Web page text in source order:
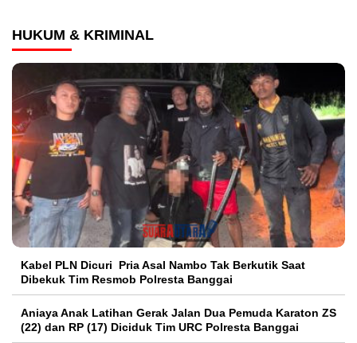
HUKUM & KRIMINAL
Kabel PLN Dicuri Pria Asal Nambo Tak Berkutik Saat
Dibekuk Tim Resmob Polresta Banggai
Aniaya Anak Latihan Gerak Jalan Dua Pemuda Karaton ZS
(22) dan RP (17) Diciduk Tim URC Polresta Banggai